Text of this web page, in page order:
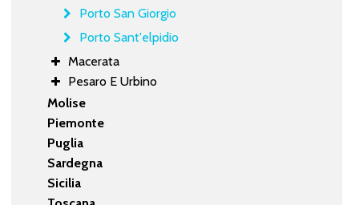
Porto San Giorgio
Porto Sant'elpidio
Macerata
Pesaro E Urbino
Molise
Piemonte
Puglia
Sardegna
Sicilia